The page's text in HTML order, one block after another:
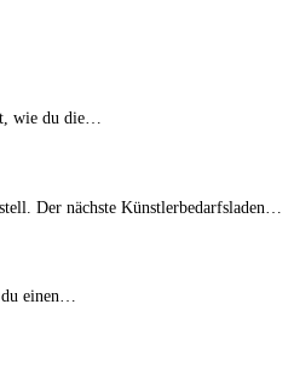
wie du die…
Der nächste Künstlerbedarfsladen…
du einen…